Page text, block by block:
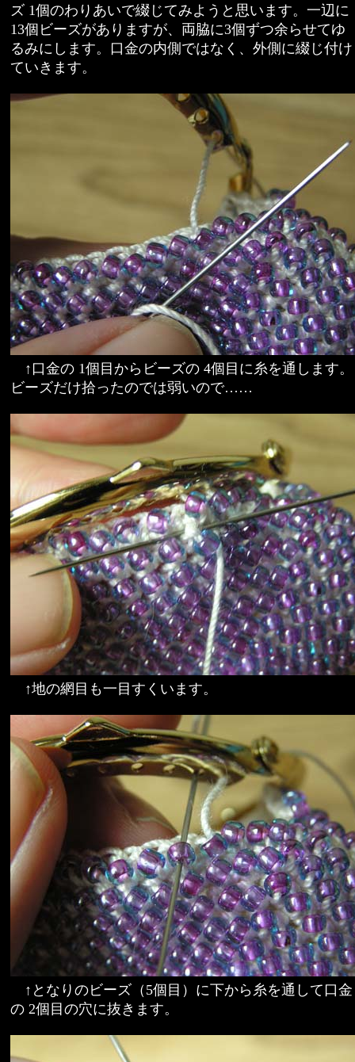
ズ 1個のわりあいで綴じてみようと思います。一辺に
13個ビーズがありますが、両脇に3個ずつ余らせてゆ
るみにします。口金の内側ではなく、外側に綴じ付け
ていきます。
↑口金の 1個目からビーズの 4個目に糸を通します。
ビーズだけ拾ったのでは弱いので……
↑地の網目も一目すくいます。
↑となりのビーズ（5個目）に下から糸を通して口金
の 2個目の穴に抜きます。